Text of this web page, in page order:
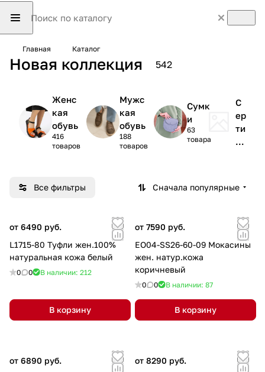
Главная Каталог
Новая коллекция 542
Женс
кая
обувь
416
товаров
Мужс
кая
обувь
188
товаров
Сумк
и
63
товара
С
ер
ти
ф
Все фильтры Сначала популярные
от 6490 руб.
L1715-80 Туфли жен.100%
натуральная кожа белый
0 0 В наличии: 212
В корзину
от 7590 руб.
EO04-SS26-60-09 Мокасины
жен. натур.кожа
коричневый
0 0 В наличии: 87
В корзину
от 6890 руб.
от 8290 руб.